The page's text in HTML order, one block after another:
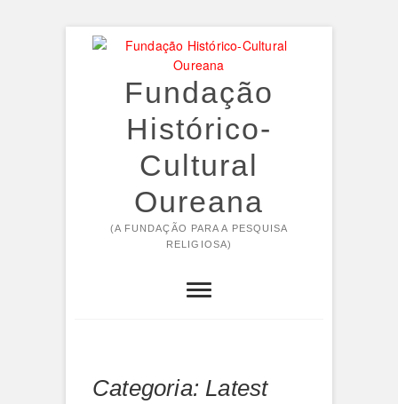
Fundação
Histórico-
Cultural
Oureana
(A FUNDAÇÃO PARA A PESQUISA
RELIGIOSA)
Categoria: Latest